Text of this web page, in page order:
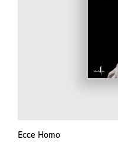
Ecce Homo